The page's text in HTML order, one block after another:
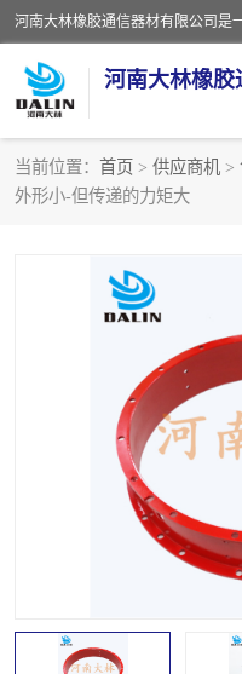
河南大林橡胶
当前位置： 首页 > 供应商机 >
外形小-但传递的力矩大
推盘离合器
VC离合器
PO隔膜离合器
泥浆泵空气包胶囊
DY隔膜式离合器